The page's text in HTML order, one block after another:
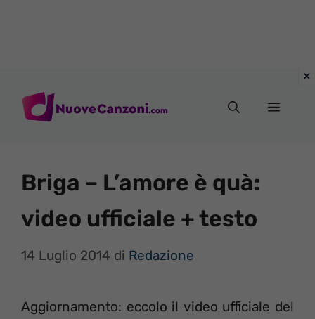
Menu
Briga – L’amore è quà:
video ufficiale + testo
14 Luglio 2014 di Redazione
Aggiornamento: eccolo il video ufficiale del